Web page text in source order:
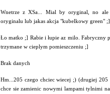
Wnetrze z XSa... Mial by oryginal, no
oryginalu lub jakas akcja "kubelkowy green" ;]
Ło matko ;] Rabie i łupie az milo. Fabryczny
trzymane w cieplym pomieszczeniu ;]
Brak danych
Hm...205 czego chciec wiecej ;) (drugiej
chce sie zamienic nowymi lampami tylnimi